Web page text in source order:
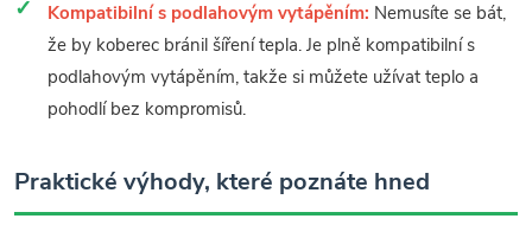
Kompatibilní s podlahovým vytápěním: Nemusíte se bát,
že by koberec bránil šíření tepla. Je plně kompatibilní s
podlahovým vytápěním, takže si můžete užívat teplo a
pohodlí bez kompromisů.
Praktické výhody, které poznáte hned